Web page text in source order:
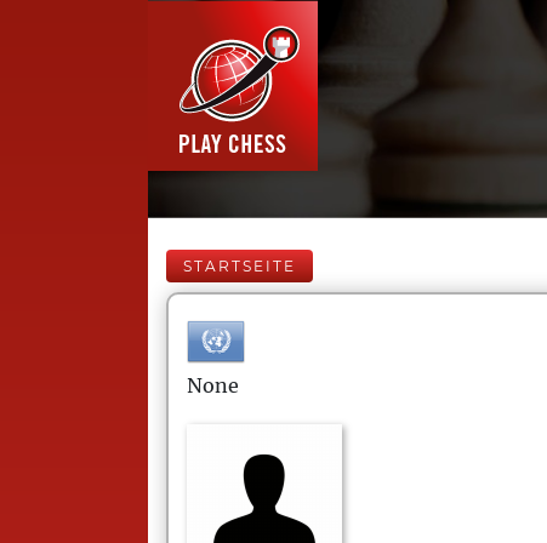
STARTSEITE
None